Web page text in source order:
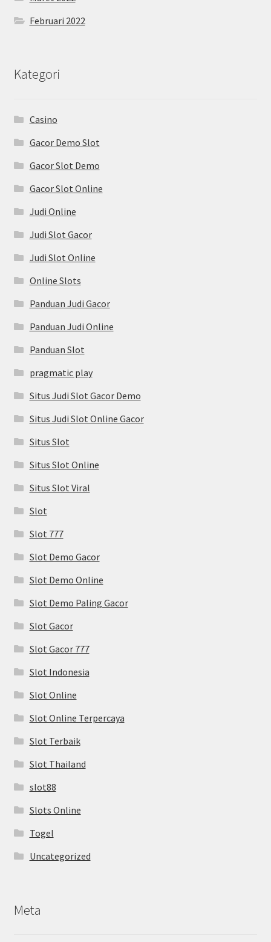
Februari 2022
Kategori
Casino
Gacor Demo Slot
Gacor Slot Demo
Gacor Slot Online
Judi Online
Judi Slot Gacor
Judi Slot Online
Online Slots
Panduan Judi Gacor
Panduan Judi Online
Panduan Slot
pragmatic play
Situs Judi Slot Gacor Demo
Situs Judi Slot Online Gacor
Situs Slot
Situs Slot Online
Situs Slot Viral
Slot
Slot 777
Slot Demo Gacor
Slot Demo Online
Slot Demo Paling Gacor
Slot Gacor
Slot Gacor 777
Slot Indonesia
Slot Online
Slot Online Terpercaya
Slot Terbaik
Slot Thailand
slot88
Slots Online
Togel
Uncategorized
Meta